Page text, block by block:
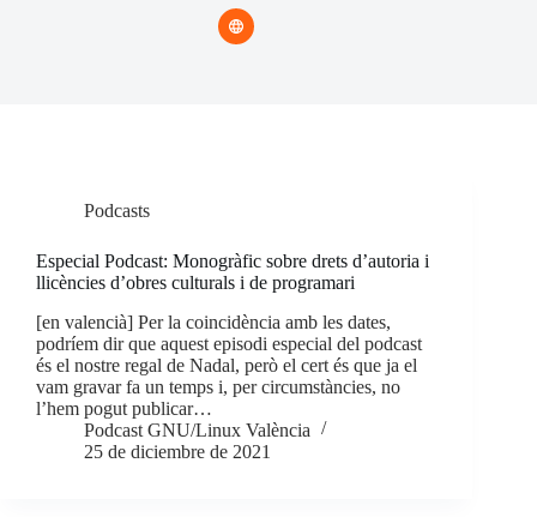
Podcasts
Especial Podcast: Monogràfic sobre drets d’autoria i
llicències d’obres culturals i de programari
[en valencià] Per la coincidència amb les dates,
podríem dir que aquest episodi especial del podcast
és el nostre regal de Nadal, però el cert és que ja el
vam gravar fa un temps i, per circumstàncies, no
l’hem pogut publicar…
Podcast GNU/Linux València
25 de diciembre de 2021